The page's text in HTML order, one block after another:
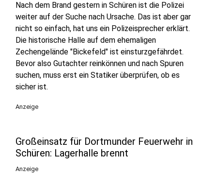
Nach dem Brand gestern in Schüren ist die Polizei
weiter auf der Suche nach Ursache. Das ist aber gar
nicht so einfach, hat uns ein Polizeisprecher erklärt.
Die historische Halle auf dem ehemaligen
Zechengelände "Bickefeld" ist einsturzgefährdet.
Bevor also Gutachter reinkönnen und nach Spuren
suchen, muss erst ein Statiker überprüfen, ob es
sicher ist.
Anzeige
Großeinsatz für Dortmunder Feuerwehr in
Schüren: Lagerhalle brennt
Anzeige